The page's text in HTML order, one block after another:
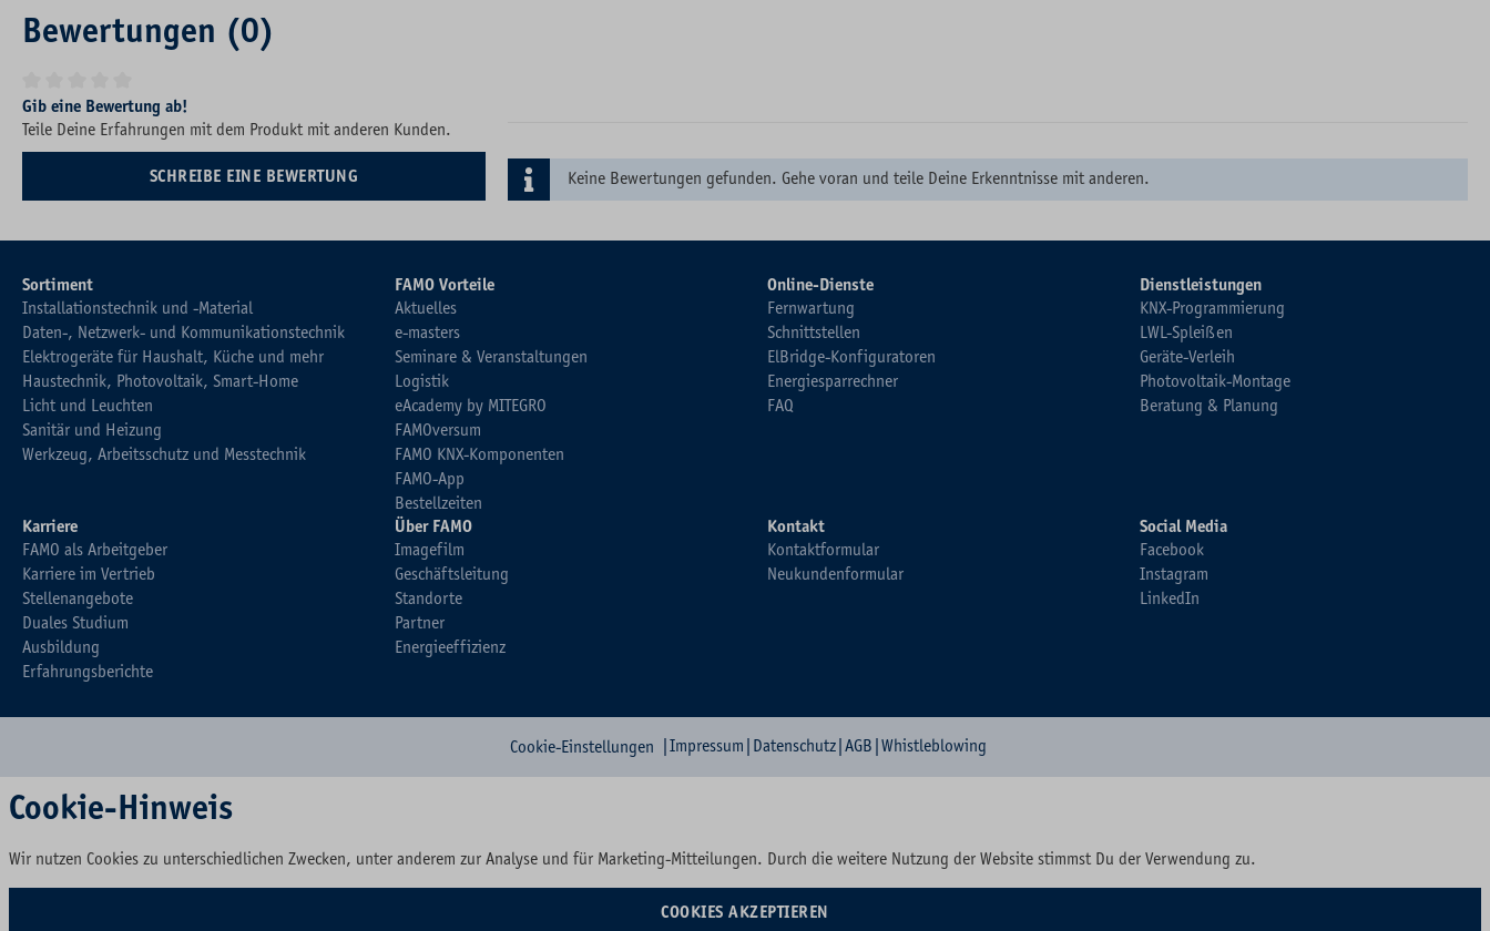
Bewertungen (0)
Durchschnittliche Bewertung von 0 von 5 Sternen
Gib eine Bewertung ab!
Teile Deine Erfahrungen mit dem Produkt mit anderen Kunden.
SCHREIBE EINE BEWERTUNG Keine Bewertungen gefunden. Gehe voran und teile Deine Erkenntnisse mit anderen.
Sortiment
Installationstechnik und -Material
Daten-, Netzwerk- und Kommunikationstechnik
Elektrogeräte für Haushalt, Küche und mehr
Haustechnik, Photovoltaik, Smart-Home
Licht und Leuchten
Sanitär und Heizung
Werkzeug, Arbeitsschutz und Messtechnik
FAMO Vorteile
Aktuelles
e-masters
Seminare & Veranstaltungen
Logistik
eAcademy by MITEGRO
FAMOversum
FAMO KNX-Komponenten
FAMO-App
Bestellzeiten
Online-Dienste
Fernwartung
Schnittstellen
ElBridge-Konfiguratoren
Energiesparrechner
FAQ
Dienstleistungen
KNX-Programmierung
LWL-Spleißen
Geräte-Verleih
Photovoltaik-Montage
Beratung & Planung
Karriere
FAMO als Arbeitgeber
Karriere im Vertrieb
Stellenangebote
Duales Studium
Ausbildung
Erfahrungsberichte
Über FAMO
Imagefilm
Geschäftsleitung
Standorte
Partner
Energieeffizienz
Kontakt
Kontaktformular
Neukundenformular
Social Media
Facebook
Instagram
LinkedIn
Cookie-Einstellungen Impressum Datenschutz AGB Whistleblowing
Cookie-Hinweis
Wir nutzen Cookies zu unterschiedlichen Zwecken, unter anderem zur Analyse und für Marketing-Mitteilungen. Durch die weitere Nutzung der Website stimmst Du der Verwendung zu.
COOKIES AKZEPTIEREN